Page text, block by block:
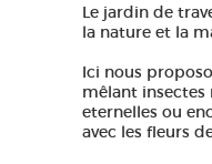
Le jardin de
la nature et la
Ici nous
mêlant insectes
eternelles ou
avec les fleurs